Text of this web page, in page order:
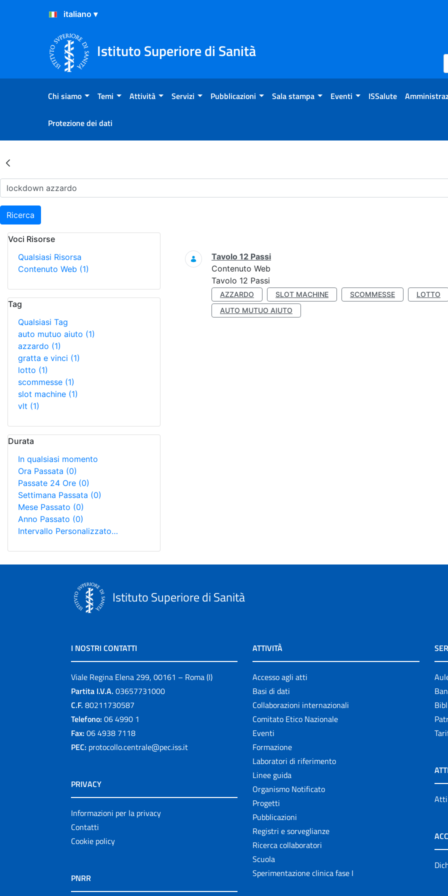
Salta al Contenuto
Salta al Footer
Istituto Superiore di Sanità
Chi siamo Temi Attività Servizi Pubblicazioni Sala stampa Eventi ISSalute
Protezione dei dati
Risultati della Ricerca - Archivio
Ricerca
Voci Risorse
Qualsiasi Risorsa
Contenuto Web (1)
Tag
Qualsiasi Tag
auto mutuo aiuto (1)
azzardo (1)
gratta e vinci (1)
lotto (1)
scommesse (1)
slot machine (1)
vlt (1)
Durata
In qualsiasi momento
Ora Passata (0)
Passate 24 Ore (0)
Settimana Passata (0)
Mese Passato (0)
Anno Passato (0)
Intervallo Personalizzato…
Ricerca
Tavolo 12 Passi
Contenuto Web
Tavolo 12 Passi
AZZARDO SLOT MACHINE SCOMMESSE
LOTTO
AUTO MUTUO AIUTO
Istituto Superiore di Sanità
I NOSTRI CONTATTI
Viale Regina Elena 299, 00161 – Roma (I)
Partita I.V.A. 03657731000
C.F. 80211730587
Telefono: 06 4990 1
Fax: 06 4938 7118
PEC: protocollo.centrale@pec.iss.it
PRIVACY
Informazioni per la privacy
Contatti
Cookie policy
PNRR
ATTIVITÀ
Accesso agli atti
Basi di dati
Collaborazioni internazionali
Comitato Etico Nazionale
Eventi
Formazione
Laboratori di riferimento
Linee guida
Organismo Notificato
Progetti
Pubblicazioni
Registri e sorveglianze
Ricerca collaboratori
Scuola
Sperimentazione clinica fase I
Atti